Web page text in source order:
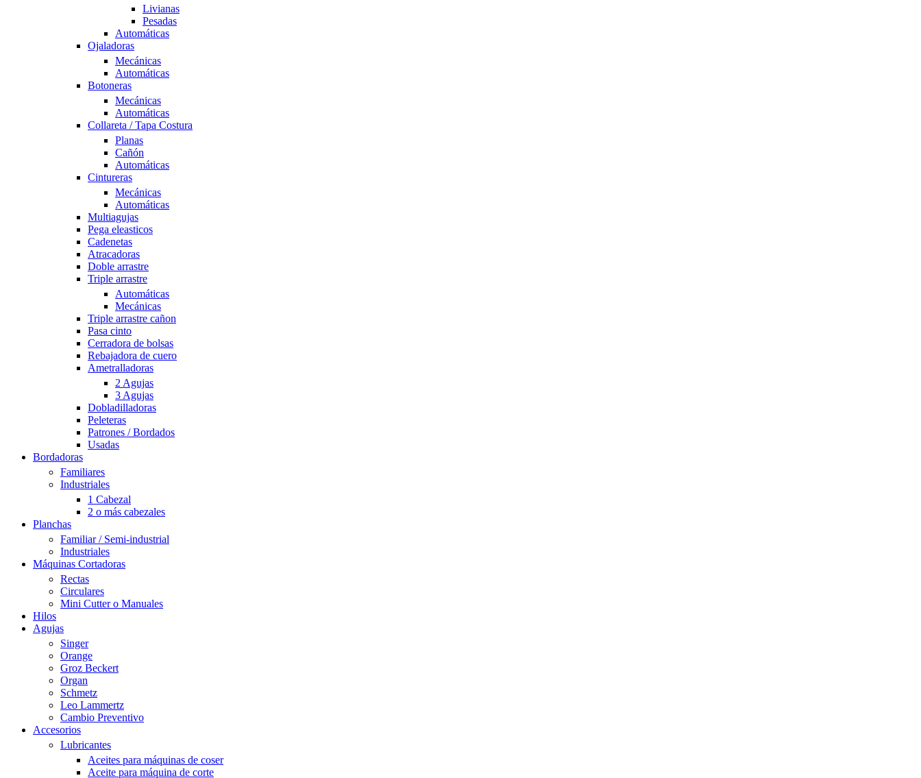
Livianas
Pesadas
Automáticas
Ojaladoras
Mecánicas
Automáticas
Botoneras
Mecánicas
Automáticas
Collareta / Tapa Costura
Planas
Cañón
Automáticas
Cintureras
Mecánicas
Automáticas
Multiagujas
Pega eleasticos
Cadenetas
Atracadoras
Doble arrastre
Triple arrastre
Automáticas
Mecánicas
Triple arrastre cañon
Pasa cinto
Cerradora de bolsas
Rebajadora de cuero
Ametralladoras
2 Agujas
3 Agujas
Dobladilladoras
Peleteras
Patrones / Bordados
Usadas
Bordadoras
Familiares
Industriales
1 Cabezal
2 o más cabezales
Planchas
Familiar / Semi-industrial
Industriales
Máquinas Cortadoras
Rectas
Circulares
Mini Cutter o Manuales
Hilos
Agujas
Singer
Orange
Groz Beckert
Organ
Schmetz
Leo Lammertz
Cambio Preventivo
Accesorios
Lubricantes
Aceites para máquinas de coser
Aceite para máquina de corte